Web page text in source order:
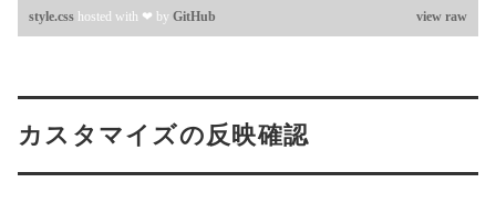
          'type'              => 'all',
          'reply_text'        => '返信する',
          'reverse_children'  => ''
#comments-toggle:hover {
view raw
style.css hosted with ❤ by GitHub
カスタマイズの反映確認